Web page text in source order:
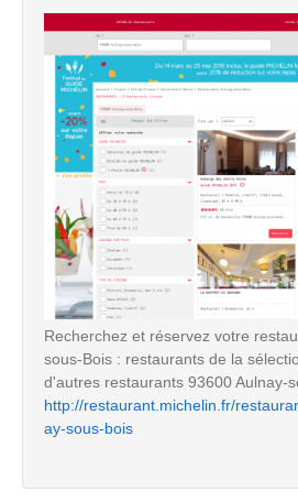
Recherchez et réservez votre
sous-Bois : restaurants de la
d'autres restaurants 93600 Aulnay-
http://restaurant.michelin.fr/
ay-sous-bois